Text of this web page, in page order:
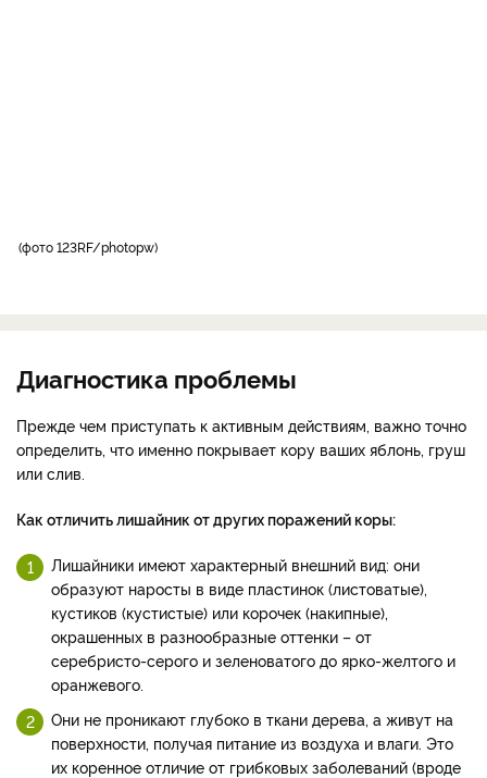
фото 123RF/photopw
Диагностика проблемы
Прежде чем приступать к активным действиям, важно точно
определить, что именно покрывает кору ваших яблонь, груш
или слив.
Как отличить лишайник от других поражений коры:
Лишайники имеют характерный внешний вид: они
образуют наросты в виде пластинок (листоватые),
кустиков (кустистые) или корочек (накипные),
окрашенных в разнообразные оттенки – от
серебристо-серого и зеленоватого до ярко-желтого и
оранжевого.
Они не проникают глубоко в ткани дерева, а живут на
поверхности, получая питание из воздуха и влаги. Это
их коренное отличие от грибковых заболеваний (вроде